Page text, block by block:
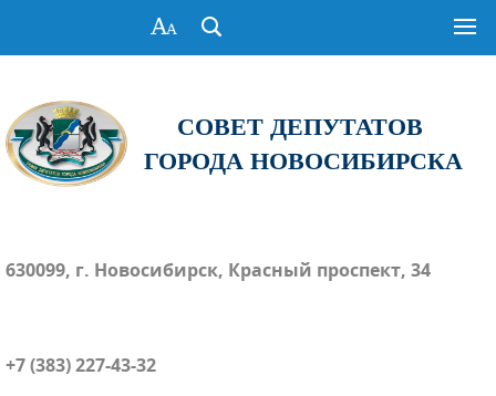
СОВЕТ ДЕПУТАТОВ
ГОРОДА НОВОСИБИРСКА
630099, г. Новосибирск, Красный проспект, 34
+7 (383) 227-43-32